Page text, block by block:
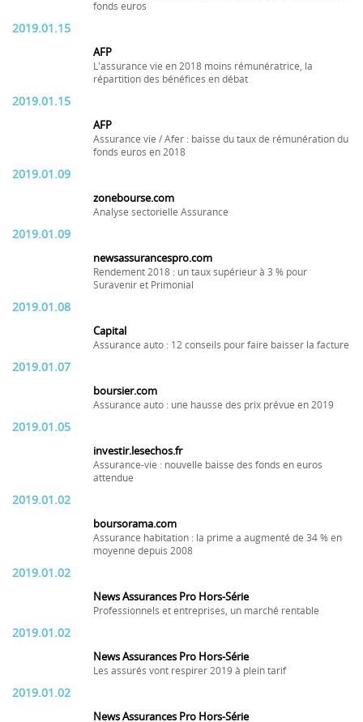
fonds euros
2019.01.15
AFP
L'assurance vie en 2018 moins rémunératrice, la
répartition des bénéfices en débat
2019.01.15
AFP
Assurance vie / Afer : baisse du taux de rémunération du
fonds euros en 2018
2019.01.09
zonebourse.com
Analyse sectorielle Assurance
2019.01.09
newsassurancespro.com
Rendement 2018 : un taux supérieur à 3 % pour
Suravenir et Primonial
2019.01.08
Capital
Assurance auto : 12 conseils pour faire baisser la facture
2019.01.07
boursier.com
Assurance auto : une hausse des prix prévue en 2019
2019.01.05
investir.lesechos.fr
Assurance-vie : nouvelle baisse des fonds en euros
attendue
2019.01.02
boursorama.com
Assurance habitation : la prime a augmenté de 34 % en
moyenne depuis 2008
2019.01.02
News Assurances Pro Hors-Série
Professionnels et entreprises, un marché rentable
2019.01.02
News Assurances Pro Hors-Série
Les assurés vont respirer 2019 à plein tarif
2019.01.02
News Assurances Pro Hors-Série